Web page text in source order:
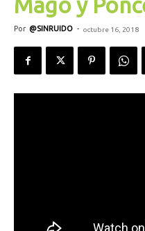
Por @SINRUIDO - octubre 16, 2018